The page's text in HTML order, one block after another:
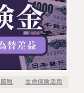
税 生命保険活用